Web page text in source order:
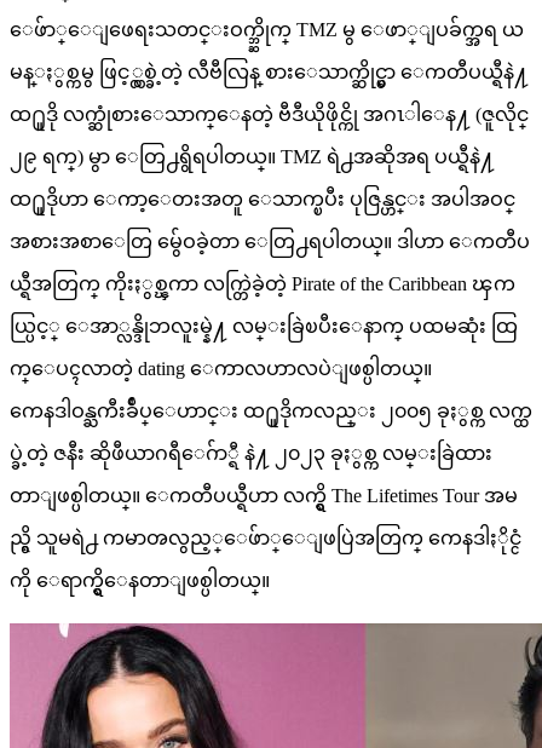
ေဖ်ာ္ေျဖေရးသတင္းဝက္ဘ္ဆိုက္ TMZ မွ ေဖာ္ျပခ်က္အရ ယ
မန္ႏွစ္ကမွ ဖြင့္လွစ္ခဲ့တဲ့ လီဗီလြန္ စားေသာက္ဆိုင္မွာ ေကတီပယ္ရီနဲ႔
ထ႐ူဒို လက္ဆုံစားေသာက္ေနတဲ့ ဗီဒီယိုဖိုင္ကို အဂၤါေန႔ (ဇူလိုင္
၂၉ ရက္) မွာ ေတြ႕ရွိရပါတယ္။ TMZ ရဲ႕အဆိုအရ ပယ္ရီနဲ႔
ထ႐ူဒိုဟာ ေကာ့ေတးအတူ ေသာက္ၿပီး ပုဇြန္ဟင္း အပါအဝင္
အစားအစာေတြ မွ်ေဝခဲ့တာ ေတြ႕ရပါတယ္။ ဒါဟာ ေကတီပ
ယ္ရီအတြက္ ကိုးႏွစ္ၾကာ လက္တြဲခဲ့တဲ့ Pirate of the Caribbean ၾက
ယ္ပြင့္ ေအာ္လန္ဒိုဘလူးမ္နဲ႔ လမ္းခြဲၿပီးေနာက္ ပထမဆုံး ထြ
က္ေပၚလာတဲ့ dating ေကာလဟာလပဲျဖစ္ပါတယ္။
ကေနဒါဝန္ႀကီးခ်ဳပ္ေဟာင္း ထ႐ူဒိုကလည္း ၂၀၀၅ ခုႏွစ္က လက္ထ
ပ္ခဲ့တဲ့ ဇနီး ဆိုဖီယာဂရီေဂ်ာ္ရီ နဲ႔ ၂၀၂၃ ခုႏွစ္က လမ္းခြဲထား
တာျဖစ္ပါတယ္။ ေကတီပယ္ရီဟာ လက္ရွိ The Lifetimes Tour အမ
ည္ရွိ သူမရဲ႕ ကမာၻလွည့္ေဖ်ာ္ေျဖပြဲအတြက္ ကေနဒါႏိုင္ငံ
ကို ေရာက္ရွိေနတာျဖစ္ပါတယ္။